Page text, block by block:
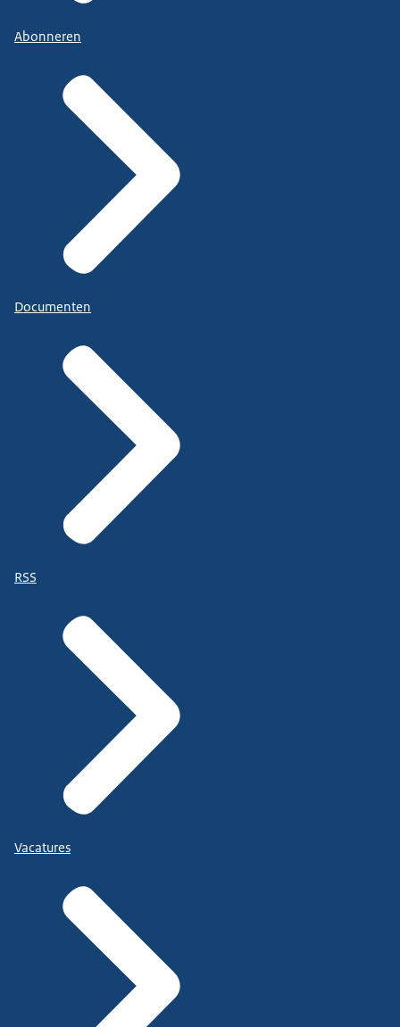
Abonneren
Documenten
RSS
Vacatures